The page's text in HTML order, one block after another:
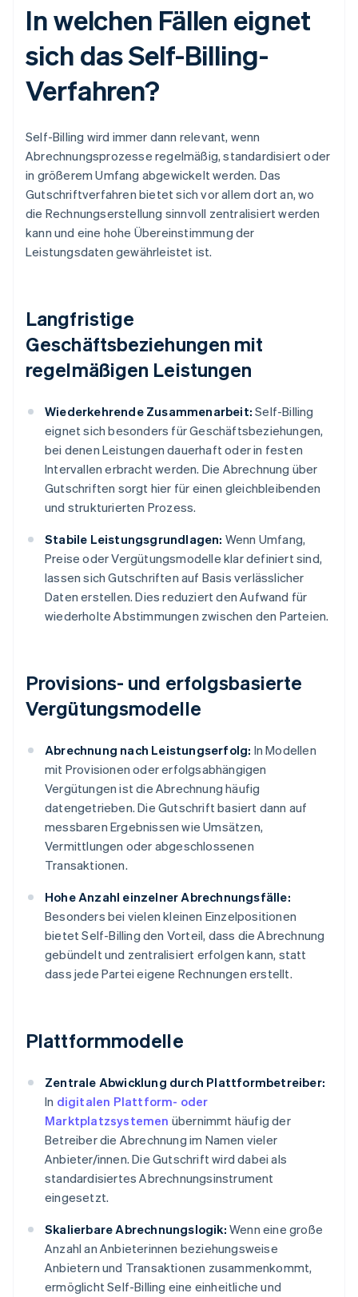
In welchen Fällen eignet
sich das Self-Billing-
Verfahren?
Self-Billing wird immer dann relevant, wenn
Abrechnungsprozesse regelmäßig, standardisiert oder
in größerem Umfang abgewickelt werden. Das
Gutschriftverfahren bietet sich vor allem dort an, wo
die Rechnungserstellung sinnvoll zentralisiert werden
kann und eine hohe Übereinstimmung der
Leistungsdaten gewährleistet ist.
Langfristige
Geschäftsbeziehungen mit
regelmäßigen Leistungen
Wiederkehrende Zusammenarbeit: Self-Billing
eignet sich besonders für Geschäftsbeziehungen,
bei denen Leistungen dauerhaft oder in festen
Intervallen erbracht werden. Die Abrechnung über
Gutschriften sorgt hier für einen gleichbleibenden
und strukturierten Prozess.
Stabile Leistungsgrundlagen: Wenn Umfang,
Preise oder Vergütungsmodelle klar definiert sind,
lassen sich Gutschriften auf Basis verlässlicher
Daten erstellen. Dies reduziert den Aufwand für
wiederholte Abstimmungen zwischen den Parteien.
Provisions- und erfolgsbasierte
Vergütungsmodelle
Abrechnung nach Leistungserfolg: In Modellen
mit Provisionen oder erfolgsabhängigen
Vergütungen ist die Abrechnung häufig
datengetrieben. Die Gutschrift basiert dann auf
messbaren Ergebnissen wie Umsätzen,
Vermittlungen oder abgeschlossenen
Transaktionen.
Hohe Anzahl einzelner Abrechnungsfälle:
Besonders bei vielen kleinen Einzelpositionen
bietet Self-Billing den Vorteil, dass die Abrechnung
gebündelt und zentralisiert erfolgen kann, statt
dass jede Partei eigene Rechnungen erstellt.
Plattformmodelle
Zentrale Abwicklung durch Plattformbetreiber:
In digitalen Plattform- oder
Marktplatzsystemen übernimmt häufig der
Betreiber die Abrechnung im Namen vieler
Anbieter/innen. Die Gutschrift wird dabei als
standardisiertes Abrechnungsinstrument
eingesetzt.
Skalierbare Abrechnungslogik: Wenn eine große
Anzahl an Anbieterinnen beziehungsweise
Anbietern und Transaktionen zusammenkommt,
ermöglicht Self-Billing eine einheitliche und